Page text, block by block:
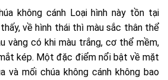
không cánh Loại hình này tồn tại
về hình thái thì màu sắc thân thể
vàng có khi màu trắng, cơ thể mềm,
kép. Một đặc điểm nổi bật về mặt
và mối chúa không cánh không bao